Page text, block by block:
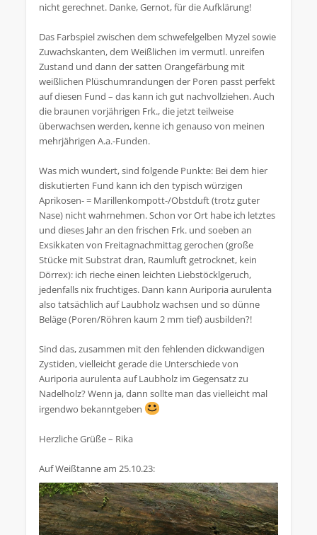
nicht gerechnet. Danke, Gernot, für die Aufklärung!
Das Farbspiel zwischen dem schwefelgelben Myzel sowie
Zuwachskanten, dem Weißlichen im vermutl. unreifen
Zustand und dann der satten Orangefärbung mit
weißlichen Plüschumrandungen der Poren passt perfekt
auf diesen Fund – das kann ich gut nachvollziehen. Auch
die braunen vorjährigen Frk., die jetzt teilweise
überwachsen werden, kenne ich genauso von meinen
mehrjährigen A.a.-Funden.
Was mich wundert, sind folgende Punkte: Bei dem hier
diskutierten Fund kann ich den typisch würzigen
Aprikosen- = Marillenkompott-/Obstduft (trotz guter
Nase) nicht wahrnehmen. Schon vor Ort habe ich letztes
und dieses Jahr an den frischen Frk. und soeben an
Exsikkaten von Freitagnachmittag gerochen (große
Stücke mit Substrat dran, Raumluft getrocknet, kein
Dörrex): ich rieche einen leichten Liebstöcklgeruch,
jedenfalls nix fruchtiges. Dann kann Auriporia aurulenta
also tatsächlich auf Laubholz wachsen und so dünne
Beläge (Poren/Röhren kaum 2 mm tief) ausbilden?!
Sind das, zusammen mit den fehlenden dickwandigen
Zystiden, vielleicht gerade die Unterschiede von
Auriporia aurulenta auf Laubholz im Gegensatz zu
Nadelholz? Wenn ja, dann sollte man das vielleicht mal
irgendwo bekanntgeben
Herzliche Grüße – Rika
Auf Weißtanne am 25.10.23: